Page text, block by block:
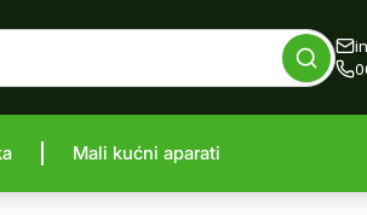
Mali kućni aparati